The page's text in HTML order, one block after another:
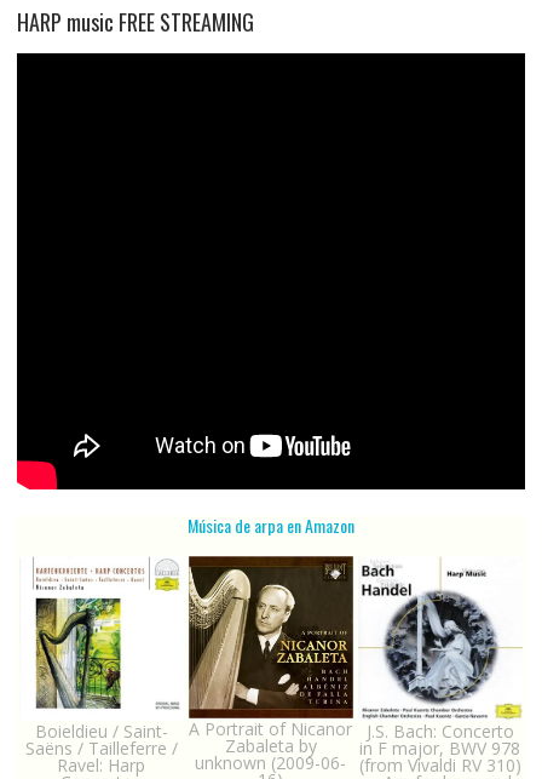
HARP music FREE STREAMING
Música de arpa en Amazon
Boieldieu / Saint-
Saëns / Tailleferre /
Ravel: Harp
A Portrait of Nicanor
Zabaleta by
unknown (2009-06-
J.S. Bach: Concerto
in F major, BWV 978
(from Vivaldi RV 310)